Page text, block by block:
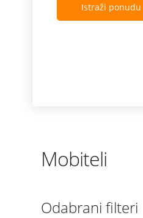
Istraži ponudu
Mobiteli
Odabrani filteri